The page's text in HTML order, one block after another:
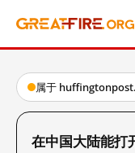
属于
在中国大陆能打